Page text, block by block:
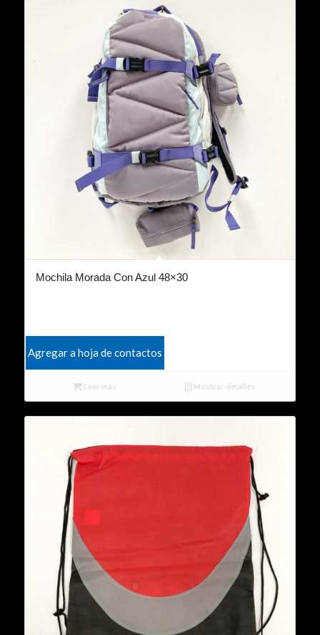
Mochila Morada Con Azul 48×30
Agregar a hoja de contactos
Leer más Mostrar detalles